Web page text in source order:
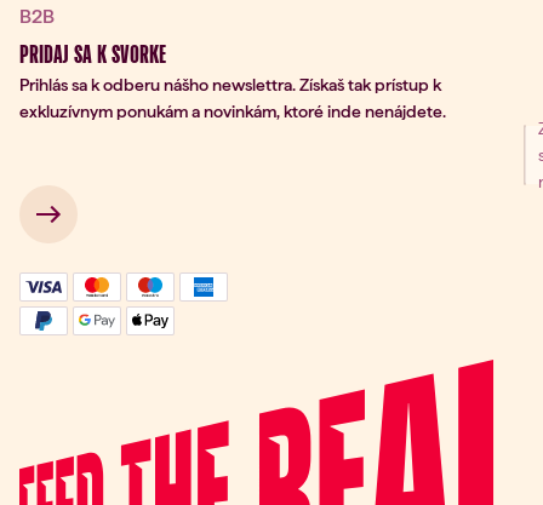
B2B
PRIDAJ SA K SVORKE
Prihlás sa k odberu nášho newslettra. Získaš tak prístup k
exkluzívnym ponukám a novinkám, ktoré inde nenájdete.
na odber
→